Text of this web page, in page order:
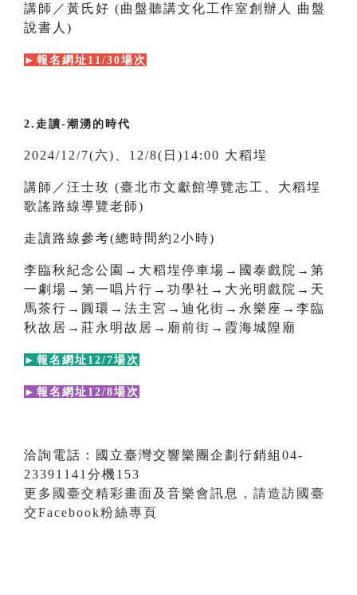
講師／黃氏好 (曲盤聽講文化工作室創辦人 曲盤
說書人)
►報名網址11/30場次
2.走讀-潮湧的時代
2024/12/7(六)、12/8(日)14:00 大稻埕
講師／汪士玫 (臺北市文獻館導覽志工、大稻埕
歌謠路線導覽老師)
走讀路線參考(總時間約2小時)
李臨秋紀念公園→大稻埕停車場→國泰戲院→第
一劇場→第一唱片行→功學社→大光明戲院→天
馬茶行→圓環→法主宮→迪化街→永樂座→李臨
秋故居→莊永明故居→廟前街→霞海城隍廟
►報名網址12/7場次
►報名網址12/8場次
洽詢電話：國立臺灣交響樂團企劃行銷組04-
23391141分機153
更多國臺交精彩畫面及音樂會訊息，請造訪國臺
交Facebook粉絲專頁